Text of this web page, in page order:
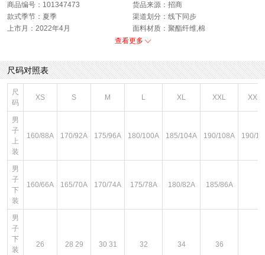
商品编号：101347473
货品来源：招商
款式季节：夏季
渠道划分：线下同步
上市月：2022年4月
面料材质：聚酯纤维,棉
运动款式：短裤
性别：男子
查看更多
尺码对照表
尺
码
XS S M L XL XXL
男
子
上
装
160/88A 170/92A 175/96A 180/100A 185/104A 190/108A 190/
男
子
下
装
160/66A 165/70A 170/74A 175/78A 180/82A 185/86A
男
子
下
装
26 28 29 30 31 32 34 36